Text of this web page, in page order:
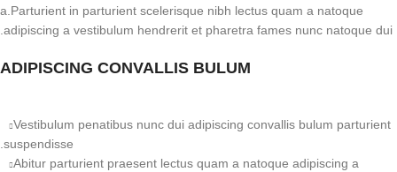
a.Parturient in parturient scelerisque nibh lectus quam a natoque
adipiscing a vestibulum hendrerit et pharetra fames nunc natoque dui.
ADIPISCING CONVALLIS BULUM
Vestibulum penatibus nunc dui adipiscing convallis bulum parturient
suspendisse.
Abitur parturient praesent lectus quam a natoque adipiscing a